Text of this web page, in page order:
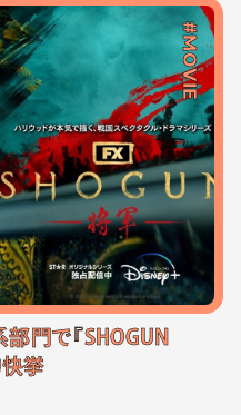
#MOVIE
門で『SHOGUN
快挙